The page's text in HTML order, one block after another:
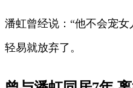
潘虹曾经说：“他不会宠
轻易就放弃了。